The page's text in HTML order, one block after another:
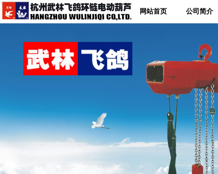
网站首页 公司简介